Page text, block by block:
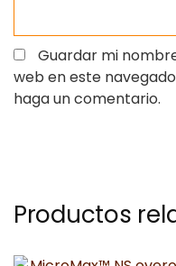
Guardar mi
web en este
haga un comentario.
Productos